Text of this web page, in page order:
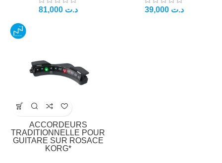
د.ت 81,000 د.ت 39,000
ACCORDEURS
TRADITIONNELLE POUR
GUITARE SUR ROSACE
KORG*